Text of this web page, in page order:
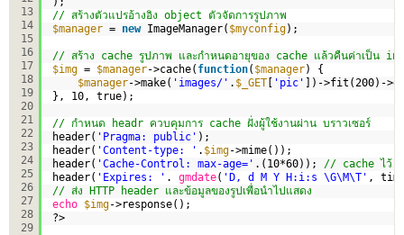
13
14
15
16
17
18
19
20
21
22
23
24
25
26
27
28
29
// สร้างตัวแปรอ้างอิง object ตัวจัดการรูปภาพ
$manager = new ImageManager( $myconfig);
// สร้าง cache รูปภาพ และกำหนดอายุของ cache แล้วคืนค่าเป็
$img = $manager->cache( function( $manager) {
$manager->make( 'images/' . $_GET [ 'pic' ])->fit(200)-
}, 10, true);
// กำหนด headr ควบคุมการ cache ฝั่งผู้ใช้งานผ่าน บราวเซอร์
header( 'Pragma: public' );
header( 'Content-type: ' . $img->mime());
header( 'Cache-Control: max-age=' .(10*60)); // cache ไว้
header( 'Expires: ' . gmdate( 'D, d M Y H:i:s \G\M\T' ,
// ส่ง HTTP header และข้อมูลของรูปเพื่อนำไปแสดง
echo $img->response();
?>